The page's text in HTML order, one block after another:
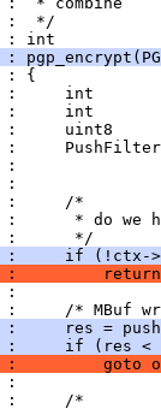
:  */
: int
:
: {
int
int
uint8
:
:     /*
* do we
:      */
:     if (!ctx-
:
:
/* MBuf
:     res =
:     if (res <
:         goto
:
:     /*